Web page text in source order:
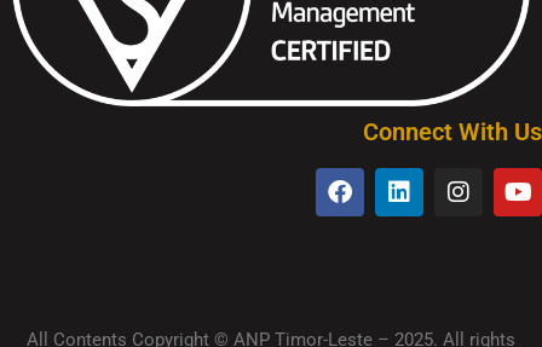
Connect With Us
All Contents Copyright © ANP Timor-Leste – 2025. All rights